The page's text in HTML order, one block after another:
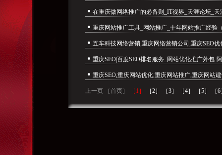
在重庆做网络推广的必备则_IT视界_天涯论坛_天
重庆网站推广工具_网站推广_十年网站推广经验
五车科技网络营销,重庆网络营销公司,重庆SEO
重庆SEO|百度SEO排名服务_网站优化推广外包-
重庆SEO,重庆网站优化,重庆网站推广,重庆网站
上一页 ［首页］ ［1］ ［2］ ［3］ ［4］ ［5］ ［